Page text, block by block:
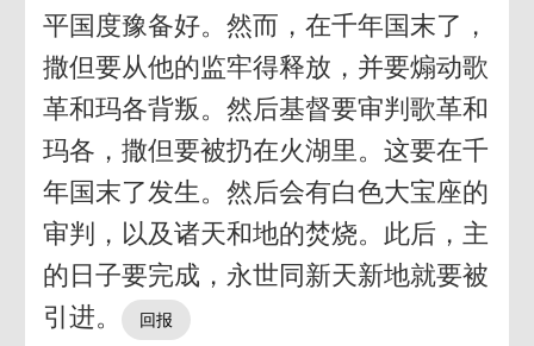
平国度豫备好。然而，在千年国末了，
撒但要从他的监牢得释放，并要煽动歌
革和玛各背叛。然后基督要审判歌革和
玛各，撒但要被扔在火湖里。这要在千
年国末了发生。然后会有白色大宝座的
审判，以及诸天和地的焚烧。此后，主
的日子要完成，永世同新天新地就要被
引进。